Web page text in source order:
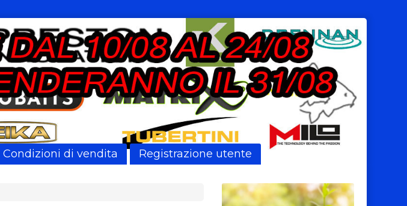
Condizioni di vendita
Registrazione utente